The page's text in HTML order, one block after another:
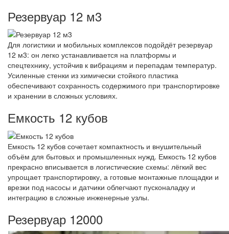
Резервуар 12 м3
Для логистики и мобильных комплексов подойдёт резервуар
12 м3: он легко устанавливается на платформы и
спецтехнику, устойчив к вибрациям и перепадам температур.
Усиленные стенки из химически стойкого пластика
обеспечивают сохранность содержимого при транспортировке
и хранении в сложных условиях.
Емкость 12 кубов
Емкость 12 кубов сочетает компактность и внушительный
объём для бытовых и промышленных нужд. Емкость 12 кубов
прекрасно вписывается в логистические схемы: лёгкий вес
упрощает транспортировку, а готовые монтажные площадки и
врезки под насосы и датчики облегчают пусконаладку и
интеграцию в сложные инженерные узлы.
Резервуар 12000